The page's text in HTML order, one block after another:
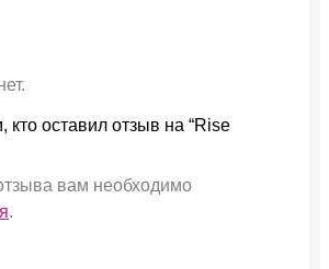
кто оставил отзыв на “Rise
вам необходимо
.